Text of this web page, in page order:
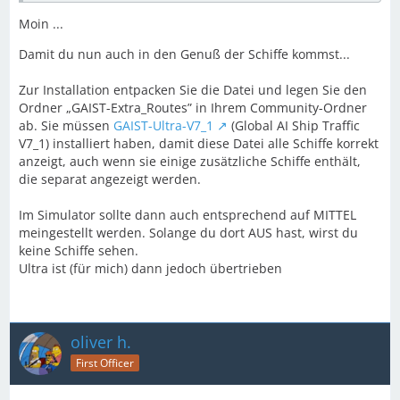
Moin ...
Damit du nun auch in den Genuß der Schiffe kommst...
Zur Installation entpacken Sie die Datei und legen Sie den
Ordner „GAIST-Extra_Routes” in Ihrem Community-Ordner
ab. Sie müssen GAIST-Ultra-V7_1
(Global AI Ship Traffic
V7_1) installiert haben, damit diese Datei alle Schiffe korrekt
anzeigt, auch wenn sie einige zusätzliche Schiffe enthält,
die separat angezeigt werden.
Im Simulator sollte dann auch entsprechend auf MITTEL
meingestellt werden. Solange du dort AUS hast, wirst du
keine Schiffe sehen.
Ultra ist (für mich) dann jedoch übertrieben
oliver h.
First Officer